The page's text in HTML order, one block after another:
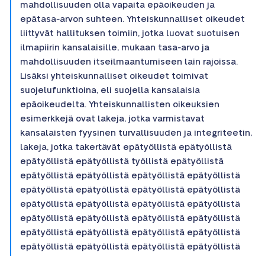
mahdollisuuden olla vapaita epäoikeuden ja
epätasa-arvon suhteen. Yhteiskunnalliset oikeudet
liittyvät hallituksen toimiin, jotka luovat suotuisen
ilmapiirin kansalaisille, mukaan tasa-arvo ja
mahdollisuuden itseilmaantumiseen lain rajoissa.
Lisäksi yhteiskunnalliset oikeudet toimivat
suojelufunktioina, eli suojella kansalaisia
epäoikeudelta. Yhteiskunnallisten oikeuksien
esimerkkejä ovat lakeja, jotka varmistavat
kansalaisten fyysinen turvallisuuden ja integriteetin,
lakeja, jotka takertävät epätyöllistä epätyöllistä
epätyöllistä epätyöllistä työllistä epätyöllistä
epätyöllistä epätyöllistä epätyöllistä epätyöllistä
epätyöllistä epätyöllistä epätyöllistä epätyöllistä
epätyöllistä epätyöllistä epätyöllistä epätyöllistä
epätyöllistä epätyöllistä epätyöllistä epätyöllistä
epätyöllistä epätyöllistä epätyöllistä epätyöllistä
epätyöllistä epätyöllistä epätyöllistä epätyöllistä